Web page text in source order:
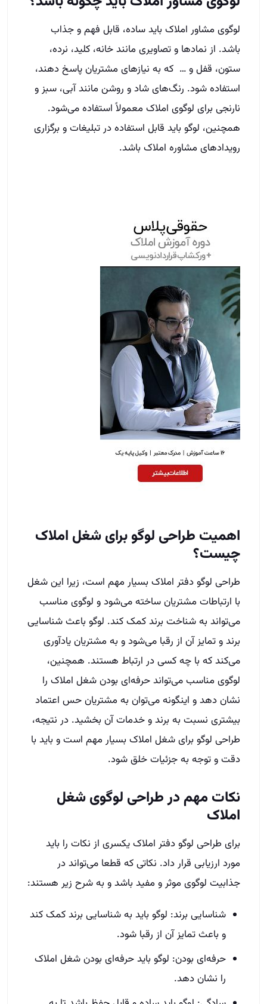
لوگوی مشاور املاک باید ساده، قابل فهم و جذاب
باشد. از نمادها و تصاویری مانند خانه، کلید، نرده،
ستون، قفل و … که به نیازهای مشتریان پاسخ دهند،
استفاده شود. رنگ‌های شاد و روشن مانند آبی، سبز و
نارنجی برای لوگوی املاک معمولاً استفاده می‌شود.
همچنین، لوگو باید قابل استفاده در تبلیغات و برگزاری
رویدادهای مشاوره املاک باشد.
اهمیت طراحی لوگو برای شغل املاک
چیست؟
طراحی لوگو دفتر املاک بسیار مهم است، زیرا این شغل
با ارتباطات مشتریان ساخته می‌شود و لوگوی مناسب
می‌تواند به شناخت برند کمک کند. لوگو باعث شناسایی
برند و تمایز آن از رقبا می‌شود و به مشتریان یادآوری
می‌کند که با چه کسی در ارتباط هستند. همچنین،
لوگوی مناسب می‌تواند حرفه‌ای‌ بودن شغل املاک را
نشان دهد و اینگونه می‌توان به مشتریان حس اعتماد
بیشتری نسبت به برند و خدمات آن بخشید. در نتیجه،
طراحی لوگو برای شغل املاک بسیار مهم است و باید با
دقت و توجه به جزئیات خلق شود.
نکات مهم در طراحی لوگوی شغل
املاک
برای طراحی لوگو دفتر املاک یکسری از نکات را باید
مورد ارزیابی قرار داد. نکاتی که قطعا می‌تواند در
جذابیت لوگوی موثر و مفید باشد و به شرح زیر هستند:
شناسایی برند: لوگو باید به شناسایی برند کمک کند
و باعث تمایز آن از رقبا شود.
حرفه‌ای بودن: لوگو باید حرفه‌ای بودن شغل املاک
را نشان دهد.